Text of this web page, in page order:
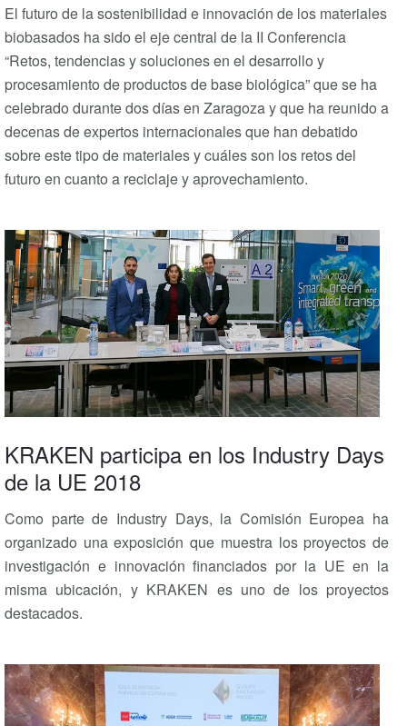
El futuro de la sostenibilidad e innovación de los materiales
biobasados ha sido el eje central de la II Conferencia
“Retos, tendencias y soluciones en el desarrollo y
procesamiento de productos de base biológica” que se ha
celebrado durante dos días en Zaragoza y que ha reunido a
decenas de expertos internacionales que han debatido
sobre este tipo de materiales y cuáles son los retos del
futuro en cuanto a reciclaje y aprovechamiento.
KRAKEN participa en los Industry Days
de la UE 2018
Como parte de Industry Days, la Comisión Europea ha
organizado una exposición que muestra los proyectos de
investigación e innovación financiados por la UE en la
misma ubicación, y KRAKEN es uno de los proyectos
destacados.